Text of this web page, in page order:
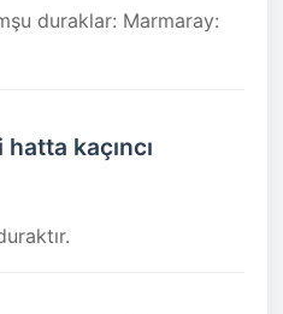
duraklar: Marmaray:
kaçıncı